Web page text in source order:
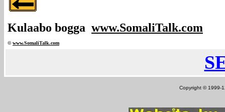
Kulaabo bogga www.SomaliTalk.com
©www.SomaliTalk.com
Copyright © 1999-